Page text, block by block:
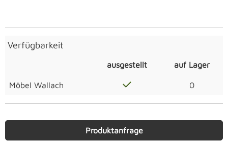
Verfügbarkeit
ausgestellt auf Lager
Möbel Wallach 0
Produktanfrage